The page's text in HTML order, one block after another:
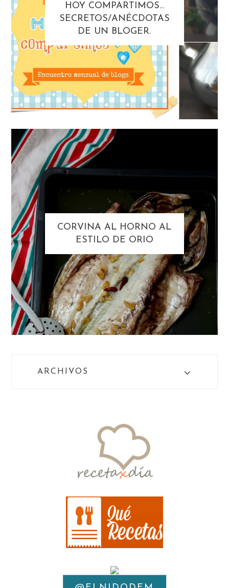
HOY COMPARTIMOS...
SECRETOS/ANÉCDOTAS
DE UN BLOGER.
CORVINA AL HORNO AL
ESTILO DE ORIO
ARCHIVOS